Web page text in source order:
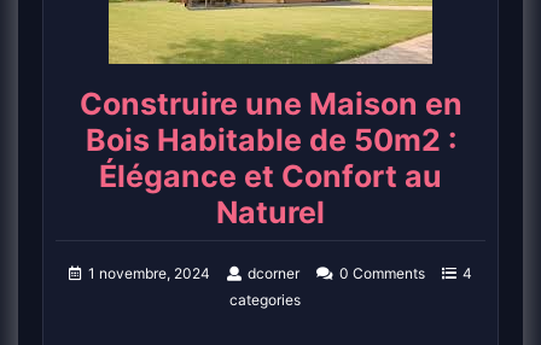
Construire une Maison en
Bois Habitable de 50m2 :
Élégance et Confort au
Naturel
1 novembre, 2024 dcorner 0 Comments
4
categories